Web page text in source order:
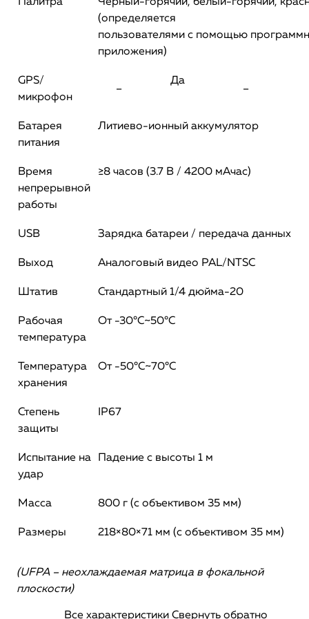
(определяется
пользователями с помощью
приложения)
GPS/
микрофон
–
Да
–
Батарея
питания
Литиево-ионный аккумулятор
Время
непрерывной
работы
≥8 часов (3.7 В / 4200 мАчас)
USB Зарядка батареи / передача данных
Выход Аналоговый видео PAL/NTSC
Штатив Стандартный 1/4 дюйма-20
Рабочая
температура
От -30°С~50°С
Температура
хранения
От -50°С~70°С
Степень
защиты
IP67
Испытание на
удар
Падение с высоты 1 м
Масса 800 г (с объективом 35 мм)
Размеры 218×80×71 мм (с объективом 35 мм)
(UFPA – неохлаждаемая матрица в фокальной
плоскости)
Все характеристики Свернуть обратно